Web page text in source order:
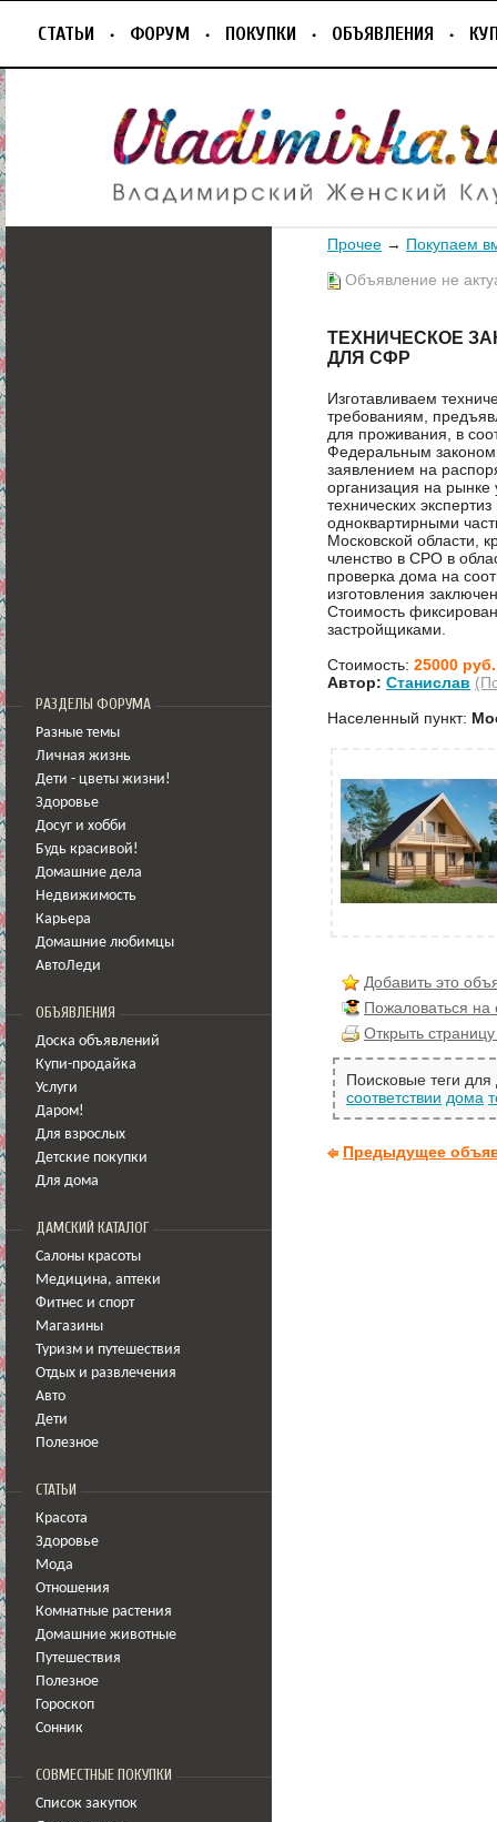
СТАТЬИ ФОРУМ ПОКУПКИ ОБЪЯВЛЕНИЯ
РАЗДЕЛЫ ФОРУМА
Разные темы
Личная жизнь
Дети - цветы жизни!
Здоровье
Досуг и хобби
Будь красивой!
Домашние дела
Недвижимость
Карьера
Домашние любимцы
АвтоЛеди
ОБЪЯВЛЕНИЯ
Доска объявлений
Купи-продайка
Услуги
Даром!
Для взрослых
Детские покупки
Для дома
ДАМСКИЙ КАТАЛОГ
Салоны красоты
Медицина, аптеки
Фитнес и спорт
Магазины
Туризм и путешествия
Отдых и развлечения
Авто
Дети
Полезное
СТАТЬИ
Красота
Здоровье
Мода
Отношения
Комнатные растения
Домашние животные
Путешествия
Полезное
Гороскоп
Сонник
СОВМЕСТНЫЕ ПОКУПКИ
Список закупок
Прочее → Покупаем
Объявление не
ТЕХНИЧЕСКОЕ
ДЛЯ СФР
Изготавливаем
требованиям,
для проживания, в
Федеральным законом
заявлением на
организация на
технических
одноквартирными
Московской области,
членство в СРО в
проверка дома на
изготовления
Стоимость
застройщиками.
Стоимость: 25000 руб.
Автор: Станислав
Населенный пункт:
Добавить это
Пожаловаться
Открыть
Поисковые теги
соответствии дома
Предыдущее